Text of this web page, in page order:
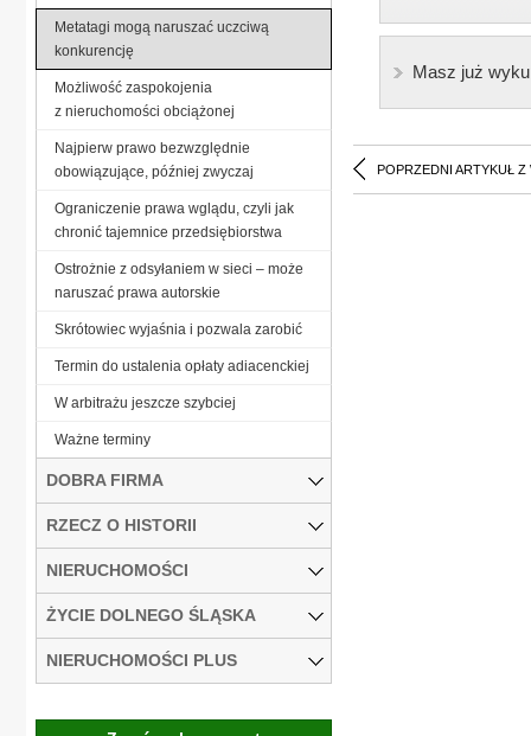
Masz już
POPRZEDNI ARTYKUŁ Z
Metatagi mogą naruszać uczciwą
konkurencję
Możliwość zaspokojenia
z nieruchomości obciążonej
Najpierw prawo bezwzględnie
obowiązujące, później zwyczaj
Ograniczenie prawa wglądu, czyli jak
chronić tajemnice przedsiębiorstwa
Ostrożnie z odsyłaniem w sieci – może
naruszać prawa autorskie
Skrótowiec wyjaśnia i pozwala zarobić
Termin do ustalenia opłaty adiacenckiej
W arbitrażu jeszcze szybciej
Ważne terminy
DOBRA FIRMA
RZECZ O HISTORII
NIERUCHOMOŚCI
ŻYCIE DOLNEGO ŚLĄSKA
NIERUCHOMOŚCI PLUS